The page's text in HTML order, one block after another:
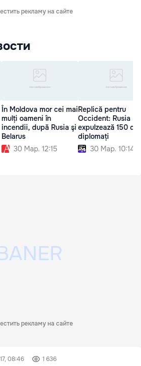
рекламу на сайте
În Moldova mor cei mai
mulți oameni în
incendii, după Rusia şi
Belarus
30 Мар. 12:15
Replică pentru
Occident: Rusia
expulzează 150 de
diplomați
30 Мар. 10:14
рекламу на сайте
08:46 1 636